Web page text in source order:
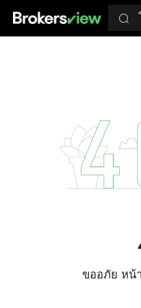
ขออภัย หน้